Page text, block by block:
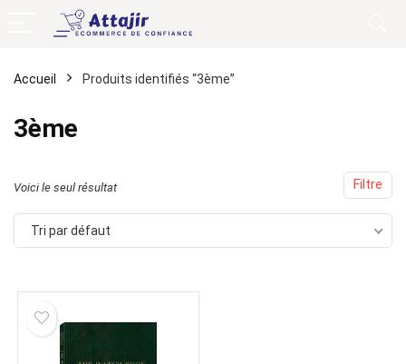
Accueil Produits identifiés “3ème”
3ème
Filtre
Voici le seul résultat
Tri par défaut